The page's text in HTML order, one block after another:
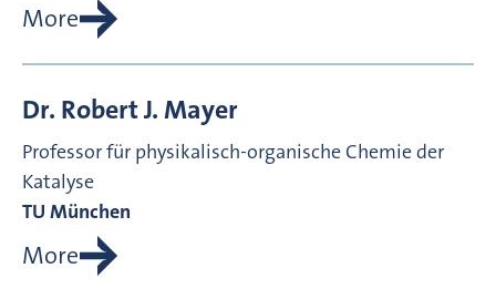
More
Dr. Robert J.Mayer
Professor für physikalisch-organische Chemie der
Katalyse
TU München
More